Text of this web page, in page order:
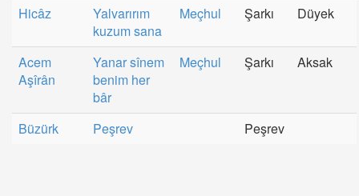
Hicâz
Yalvarırım
kuzum sana
Meçhul Şarkı Düyek
Acem
Aşîrân
Yanar sînem
benim her
bâr
Meçhul Şarkı Aksak
Büzürk Peşrev Peşrev